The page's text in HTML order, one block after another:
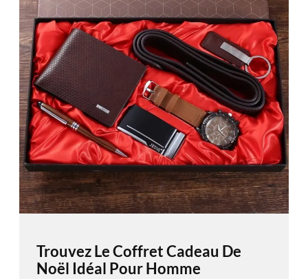
Trouvez Le Coffret Cadeau De
Noël Idéal Pour Homme